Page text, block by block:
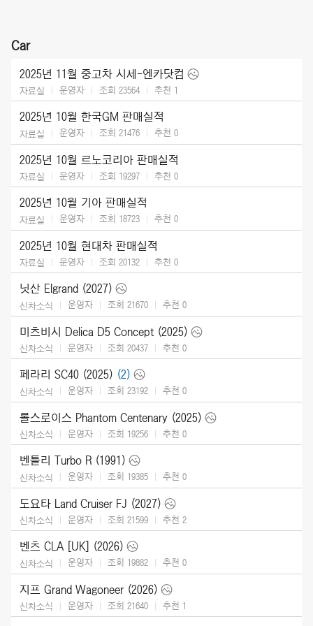
Car
2025년 11월 중고차 시세-엔카닷컴
자료실 운영자 조회 23564 추천 1
2025년 10월 한국GM 판매실적
자료실 운영자 조회 21476 추천 0
2025년 10월 르노코리아 판매실적
자료실 운영자 조회 19297 추천 0
2025년 10월 기아 판매실적
자료실 운영자 조회 18723 추천 0
2025년 10월 현대차 판매실적
자료실 운영자 조회 20132 추천 0
닛산 Elgrand (2027)
신차소식 운영자 조회 21670 추천 0
미츠비시 Delica D5 Concept (2025)
신차소식 운영자 조회 20437 추천 0
페라리 SC40 (2025) (2)
신차소식 운영자 조회 23192 추천 0
롤스로이스 Phantom Centenary (2025)
신차소식 운영자 조회 19256 추천 0
벤틀리 Turbo R (1991)
신차소식 운영자 조회 19385 추천 0
도요타 Land Cruiser FJ (2027)
신차소식 운영자 조회 21599 추천 2
벤츠 CLA [UK] (2026)
신차소식 운영자 조회 19882 추천 0
지프 Grand Wagoneer (2026)
신차소식 운영자 조회 21640 추천 1